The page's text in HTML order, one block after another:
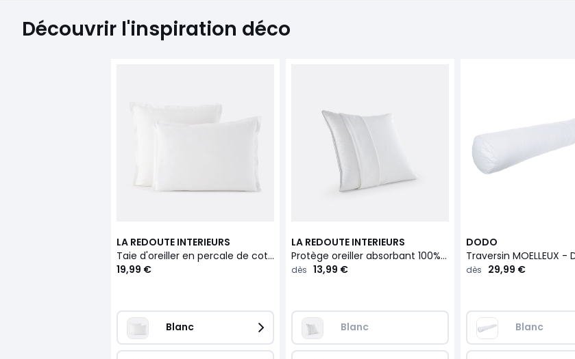
Découvrir l'inspiration déco
LA REDOUTE INTERIEURS
Taie d'oreiller en percale de coton, 80 fils, Scenario
19,99 €
Blanc
LA REDOUTE INTERIEURS
Protège oreiller absorbant 100% coton antiacarien
dès 13,99 €
Blanc
DODO
dès 29,99 €
Blanc